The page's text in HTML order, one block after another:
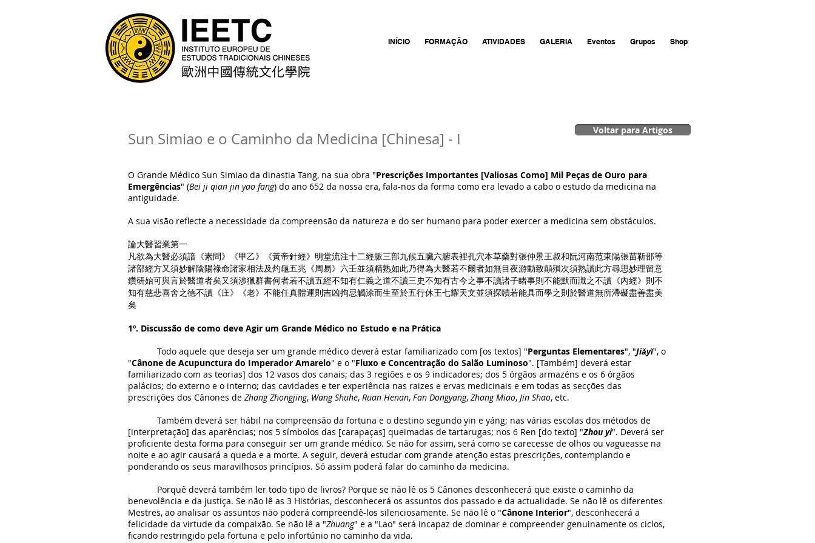
INÍCIO FORMAÇÃO ATIVIDADES GALERIA Eventos Grupos Shop
Sun Simiao e o Caminho da Medicina [Chinesa] - I Voltar para Artigos
O Grande Médico Sun Simiao da dinastia Tang, na sua obra "Prescrições Importantes [Valiosas Como] Mil Peças de Ouro para
Emergências" (Bei ji qian jin yao fang) do ano 652 da nossa era, fala-nos da forma como era levado a cabo o estudo da medicina na
antiguidade.
A sua visão reflecte a necessidade da compreensão da natureza e do ser humano para poder exercer a medicina sem obstáculos.
論大醫習業第一
凡欲為大醫必須諳《素問》《甲乙》《黃帝針經》明堂流注十二經脈三部九候五臟六腑表裡孔穴本草藥對張仲景王叔和阮河南范東陽張苗靳邵等
諸部經方又須妙解陰陽祿命諸家相法及灼龜五兆《周易》六壬並須精熟如此乃得為大醫若不爾者如無目夜游動致顛殞次須熟讀此方尋思妙理留意
鑽研始可與言於醫道者矣又須涉獵群書何者若不讀五經不知有仁義之道不讀三史不知有古今之事不讀諸子睹事則不能默而識之不讀《內經》則不
知有慈悲喜舍之德不讀《庄》《老》不能任真體運則吉凶拘忌觸涂而生至於五行休王七耀天文並須探賾若能具而學之則於醫道無所滯礙盡善盡美
矣
1º. Discussão de como deve Agir um Grande Médico no Estudo e na Prática
Todo aquele que deseja ser um grande médico deverá estar familiarizado com [os textos] "Perguntas Elementares", "Jiǎyǐ", o
"Cânone de Acupunctura do Imperador Amarelo" e o "Fluxo e Concentração do Salão Luminoso". [Também] deverá estar
familiarizado com as teorias] dos 12 vasos dos canais; das 3 regiões e os 9 indicadores; dos 5 órgãos armazéns e os 6 órgãos
palácios; do externo e o interno; das cavidades e ter experiência nas raizes e ervas medicinais e em todas as secções das
prescrições dos Cânones de Zhang Zhongjing, Wang Shuhe, Ruan Henan, Fan Dongyang, Zhang Miao, Jin Shao, etc.
Também deverá ser hábil na compreensão da fortuna e o destino segundo yin e yáng; nas várias escolas dos métodos de
[interpretação] das aparências; nos 5 símbolos das [carapaças] queimadas de tartarugas; nos 6 Ren [do texto] "Zhou yi". Deverá ser
proficiente desta forma para conseguir ser um grande médico. Se não for assim, será como se carecesse de olhos ou vagueasse na
noite e ao agir causará a queda e a morte. A seguir, deverá estudar com grande atenção estas prescrições, contemplando e
ponderando os seus maravilhosos princípios. Só assim poderá falar do caminho da medicina.
Porquê deverá também ler todo tipo de livros? Porque se não lê os 5 Cânones desconhecerá que existe o caminho da
benevolência e da justiça. Se não lê as 3 Histórias, desconhecerá os assuntos dos passado e da actualidade. Se não lê os diferentes
Mestres, ao analisar os assuntos não poderá compreendê-los silenciosamente. Se não lê o "Cânone Interior", desconhecerá a
felicidade da virtude da compaixão. Se não lê a "Zhuang" e a "Lao" será incapaz de dominar e compreender genuinamente os ciclos,
ficando restringido pela fortuna e pelo infortúnio no caminho da vida.